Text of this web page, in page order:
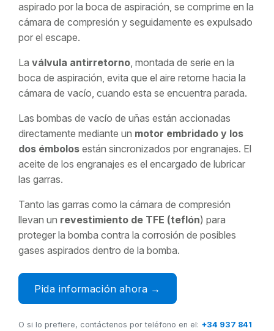
aspirado por la boca de aspiración, se comprime en la
cámara de compresión y seguidamente es expulsado
por el escape.
La válvula antirretorno, montada de serie en la
boca de aspiración, evita que el aire retorne hacia la
cámara de vacío, cuando esta se encuentra parada.
Las bombas de vacío de uñas están accionadas
directamente mediante un motor embridado y los
dos émbolos están sincronizados por engranajes. El
aceite de los engranajes es el encargado de lubricar
las garras.
Tanto las garras como la cámara de compresión
llevan un revestimiento de TFE (teflón) para
proteger la bomba contra la corrosión de posibles
gases aspirados dentro de la bomba.
Pida información ahora →
O si lo prefiere, contáctenos por teléfono en el: +34 937 841